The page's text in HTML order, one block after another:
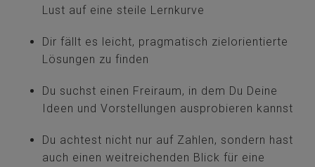
Lust auf eine steile Lernkurve
Dir fällt es leicht, pragmatisch zielorientierte
Lösungen zu finden
Du suchst einen Freiraum, in dem Du Deine
Ideen und Vorstellungen ausprobieren kannst
Du achtest nicht nur auf Zahlen, sondern hast
auch einen weitreichenden Blick für eine